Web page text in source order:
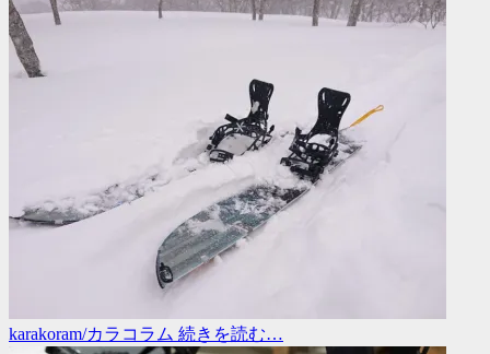
karakoram/カラコラム 続きを読む…